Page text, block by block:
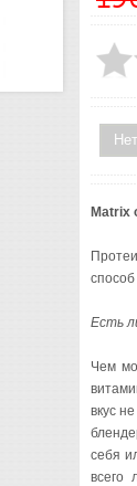
Matrix
Есть
Чем
вкус
себя
всего